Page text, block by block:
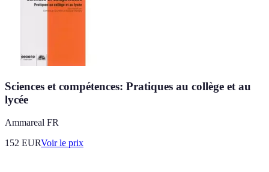
Sciences et compétences: Pratiques au collège et au
lycée
Ammareal FR
152 EURVoir le prix